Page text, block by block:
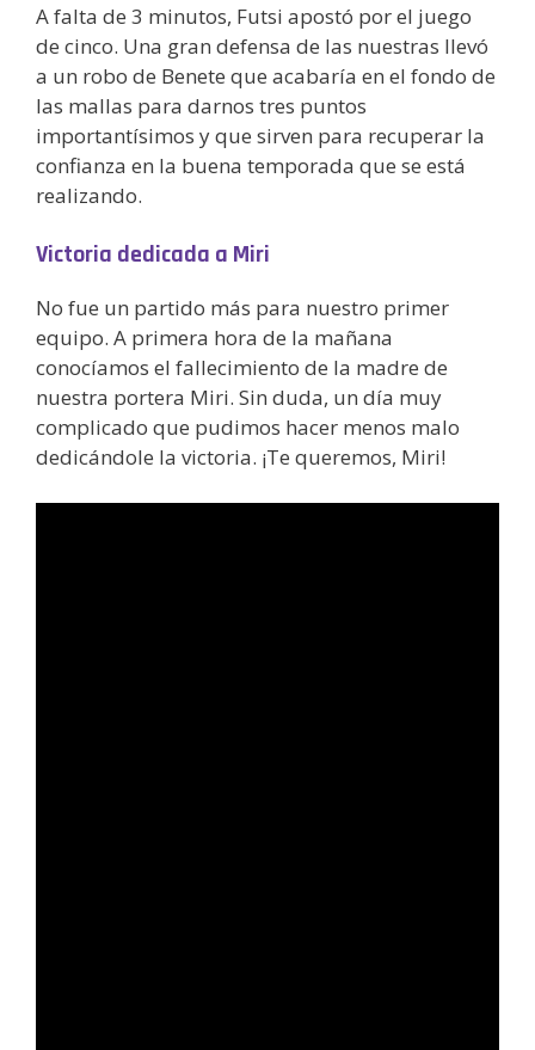
A falta de 3 minutos, Futsi apostó por el juego
de cinco. Una gran defensa de las nuestras llevó
a un robo de Benete que acabaría en el fondo de
las mallas para darnos tres puntos
importantísimos y que sirven para recuperar la
confianza en la buena temporada que se está
realizando.
Victoria dedicada a Miri
No fue un partido más para nuestro primer
equipo. A primera hora de la mañana
conocíamos el fallecimiento de la madre de
nuestra portera Miri. Sin duda, un día muy
complicado que pudimos hacer menos malo
dedicándole la victoria. ¡Te queremos, Miri!